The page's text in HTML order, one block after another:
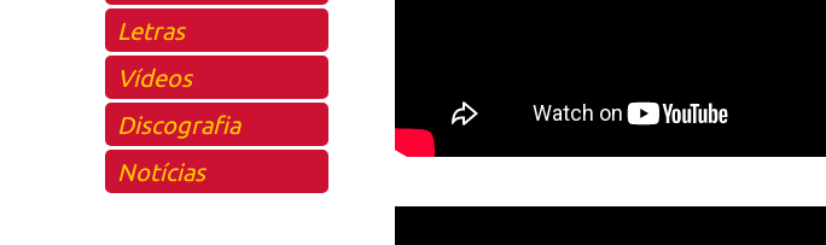
Letras
Vídeos
Discografia
Notícias